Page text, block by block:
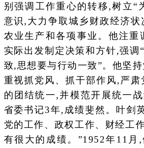
别强调工作重心的转移,树立“
意识,大力争取城乡财政经济状
农业生产和各项事业。他注重
实际出发制定决策和方针,强调
致,思想要与行动一致”。他坚
重视抓党风、抓干部作风,严肃
的团结统一,并模范开展统一
省委书记3年,成绩斐然。叶剑
党的工作、政权工作、财经工
有很大的成绩。”1952年11月